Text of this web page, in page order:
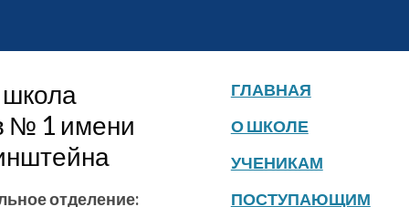
школа
№ 1 имени
отделение:
ГЛАВНАЯ
О ШКОЛЕ
УЧЕНИКАМ
ПОСТУПАЮЩИМ